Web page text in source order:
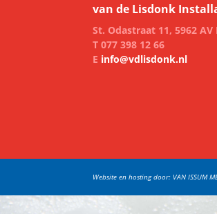
van de Lisdonk
St. Odastraat 11, 5962
T 077 398 12 66
E info@vdlisdonk.nl
Website en hosting door: VAN ISSUM